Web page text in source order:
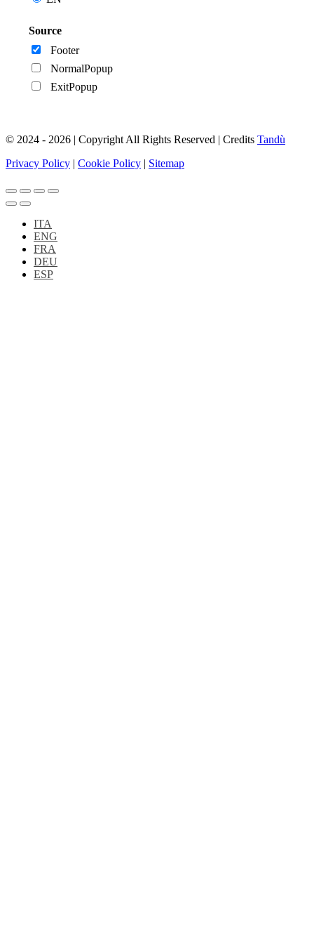
Source
Footer
NormalPopup
ExitPopup
© 2024 - 2026 | Copyright All Rights Reserved | Credits Tandù
Privacy Policy | Cookie Policy | Sitemap
ITA
ENG
FRA
DEU
ESP